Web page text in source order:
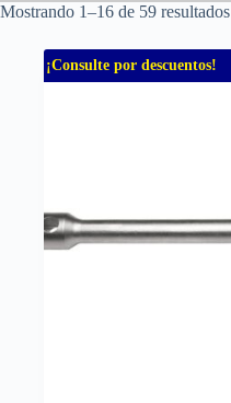
Mostrando 1–16 de 59 resultados
¡Consulte por descuentos!